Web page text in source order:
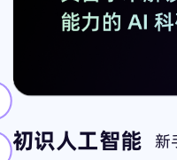
初识人工智能 新